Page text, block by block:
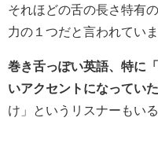
それほどの舌の長さ特有
力の１つだと言われていま
巻き舌っぽい英語、特に
いアクセントになっていた
け」というリスナーもい